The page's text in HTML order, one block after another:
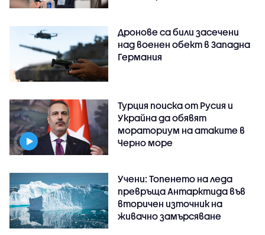
Дронове са били засечени
над военен обект в Западна
Германия
Турция поиска от Русия и
Украйна да обявят
мораториум на атаките в
Черно море
Учени: Топенето на леда
превръща Антарктида във
вторичен източник на
живачно замърсяване